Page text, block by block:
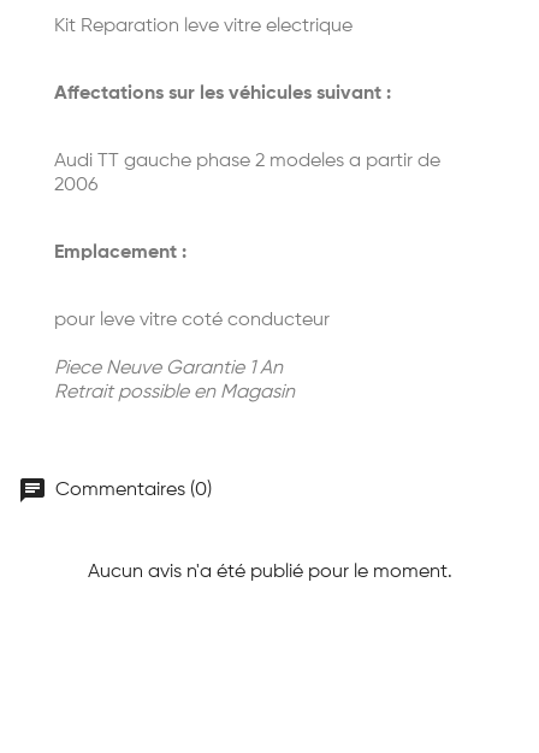
Kit Reparation leve vitre electrique
Affectations sur les véhicules suivant :
Audi TT gauche phase 2 modeles a partir de
2006
Emplacement :
pour leve vitre coté conducteur
Piece Neuve Garantie 1 An
Retrait possible en Magasin
chat Commentaires (0)
Aucun avis n'a été publié pour le moment.